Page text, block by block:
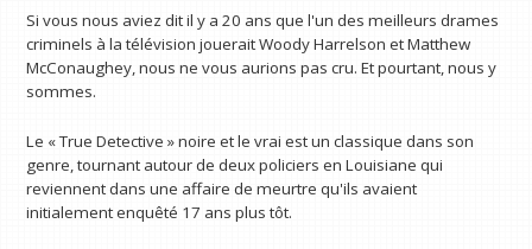
Si vous nous aviez dit il y a 20 ans que l'un des meilleurs drames
criminels à la télévision jouerait Woody Harrelson et Matthew
McConaughey, nous ne vous aurions pas cru. Et pourtant, nous y
sommes.
Le « True Detective » noire et le vrai est un classique dans son
genre, tournant autour de deux policiers en Louisiane qui
reviennent dans une affaire de meurtre qu'ils avaient
initialement enquêté 17 ans plus tôt.